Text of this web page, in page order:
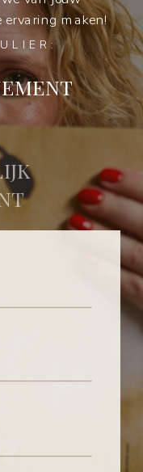
ervaring maken!